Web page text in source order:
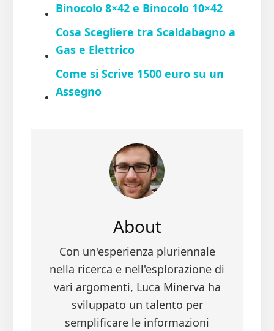
Binocolo 8×42 e Binocolo 10×42
Cosa Scegliere tra Scaldabagno a
Gas e Elettrico
Come si Scrive 1500 euro su un
Assegno​
About
Con un'esperienza pluriennale
nella ricerca e nell'esplorazione di
vari argomenti, Luca Minerva ha
sviluppato un talento per
semplificare le informazioni